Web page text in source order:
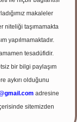
makaleler
niteliği taşımamakta
yapılmamaktadır.
tesadüfidir.
bir bilgi paylaşım
aykırı olduğunu
adresine
sitemizden